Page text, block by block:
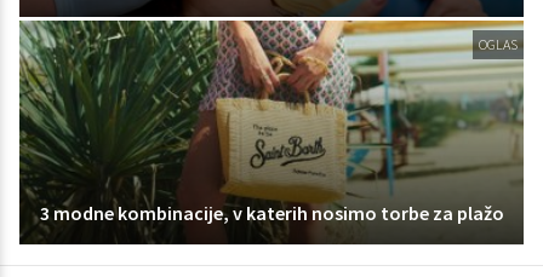
OGLAS
3 modne kombinacije, v katerih nosimo torbe za plažo